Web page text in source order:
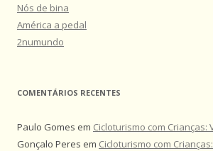
Nós de bina
América a pedal
2numundo
COMENTÁRIOS RECENTES
Paulo Gomes em Cicloturismo com Crianças:
Gonçalo Peres em Cicloturismo com